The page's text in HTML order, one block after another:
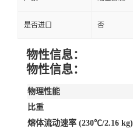
是否进口 否
物性信息：
物性信息：
物理性能
比重
熔体流动速率 (230℃/2.16 kg)